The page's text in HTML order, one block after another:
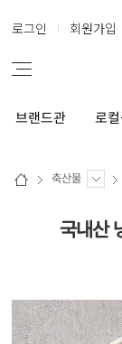
로그인 회원가입
브랜드관 로
축산물
국내산